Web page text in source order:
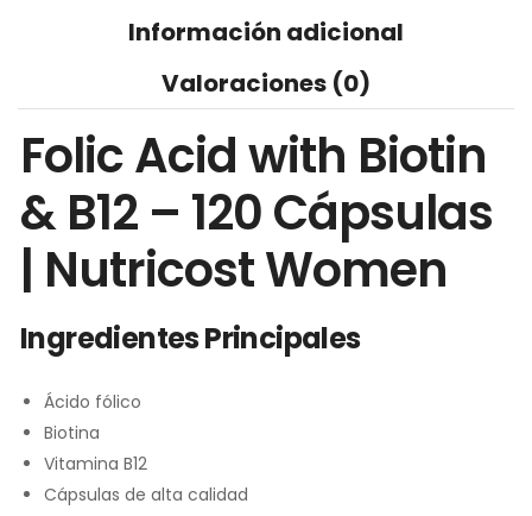
Información adicional
Valoraciones (0)
Folic Acid with Biotin
& B12 – 120 Cápsulas
| Nutricost Women
Ingredientes Principales
Ácido fólico
Biotina
Vitamina B12
Cápsulas de alta calidad